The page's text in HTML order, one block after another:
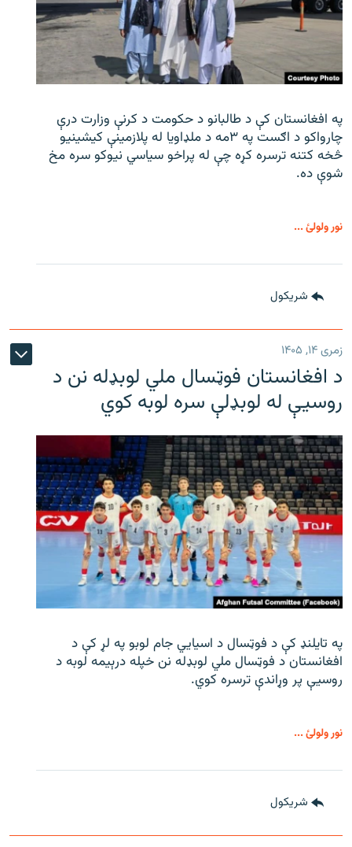
په افغانستان کې د طالبانو د حکومت د کرنې وزارت درې
چارواکو د اګست په ۳مه د ملډاویا له پلازمینې کیشینیو
څخه کتنه ترسره کړه چې له پراخو سیاسي نیوکو سره مخ
شوې ده.
نور ولولئ ...
شريکول
زمری ۱۴, ۱۴۰۵
د افغانستان فوټسال ملي لوبډله نن د
روسیې له لوبډلې سره لوبه کوي
په تایلنډ کې د فوټسال د اسیایي جام لوبو په لړ کې د
افغانستان د فوټسال ملي لوبډله نن خپله درېیمه لوبه د
روسیې پر وړاندې ترسره کوي.
نور ولولئ ...
شريکول